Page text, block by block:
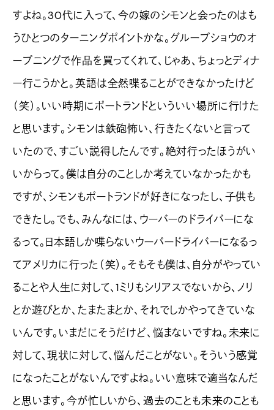
すよね。30代に入って、今の嫁のシモンと会ったのはも
うひとつのターニングポイントかな。グループショウのオ
ープニングで作品を買ってくれて、じゃあ、ちょっとディナ
ー行こうかと。英語は全然喋ることができなかったけど
（笑）。いい時期にポートランドといういい場所に行けた
と思います。シモンは鉄砲怖い、行きたくないと言って
いたので、すごい説得したんです。絶対行ったほうがい
いからって。僕は自分のことしか考えていなかったかも
ですが、シモンもポートランドが好きになったし、子供も
できたし。でも、みんなには、ウーバーのドライバーにな
るって。日本語しか喋らないウーバードライバーになるっ
てアメリカに行った（笑）。そもそも僕は、自分がやってい
ることや人生に対して、1ミリもシリアスでないから、ノリ
とか遊びとか、たまたまとか、それでしかやってきていな
いんです。いまだにそうだけど、悩まないですね。未来に
対して、現状に対して、悩んだことがない。そういう感覚
になったことがないんですよね。いい意味で適当なんだ
と思います。今が忙しいから、過去のことも未来のことも